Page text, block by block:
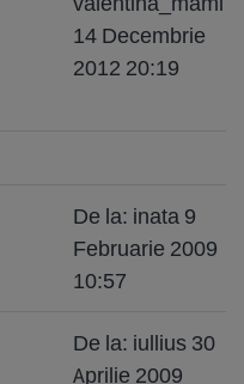
14 Decembrie
2012 20:19
De la: inata 9
Februarie 2009
10:57
De la: iullius 30
Aprilie 2009